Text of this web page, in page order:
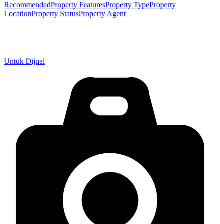
RecommendedProperty FeaturesProperty TypeProperty
LocationProperty StatusProperty Agent
Untuk Dijual